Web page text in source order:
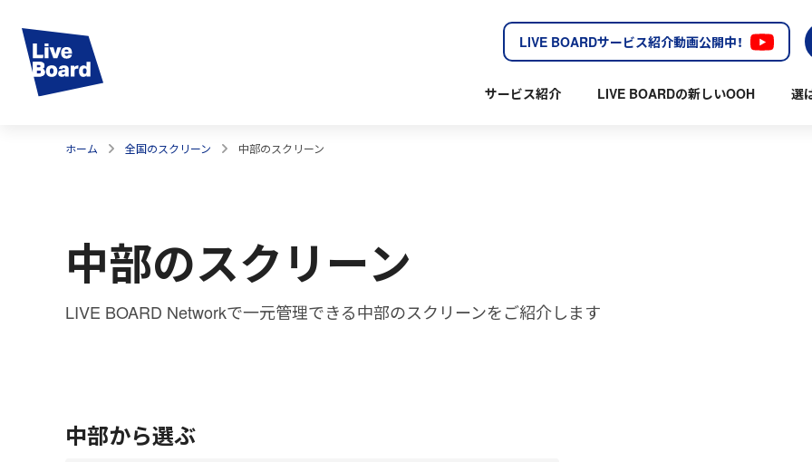
LIVE BOARDサービス紹介動画公開中！
サービス紹介 LIVE BOARDの新しいOOH 選
ホーム 全国のスクリーン 中部のスクリーン
中部のスクリーン
LIVE BOARD Networkで一元管理できる中部のスクリーンをご紹介します
中部から選ぶ